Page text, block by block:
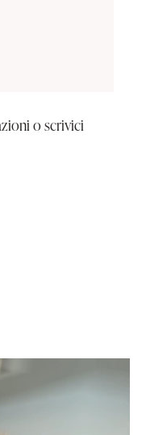
o scrivici